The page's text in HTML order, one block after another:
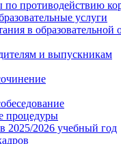
по противодействию
услуги
в образовательной
и выпускникам
процедуры
2025/2026 учебный год